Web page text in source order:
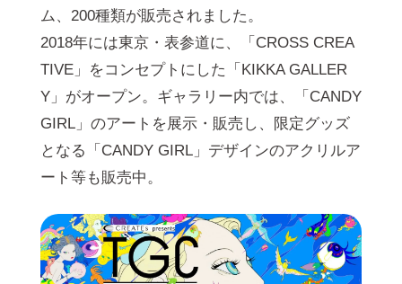
ム、200種類が販売されました。
2018年には東京・表参道に、「CROSS CREA
TIVE」をコンセプトにした「KIKKA GALLER
Y」がオープン。ギャラリー内では、「CANDY
GIRL」のアートを展示・販売し、限定グッズ
となる「CANDY GIRL」デザインのアクリルア
ート等も販売中。